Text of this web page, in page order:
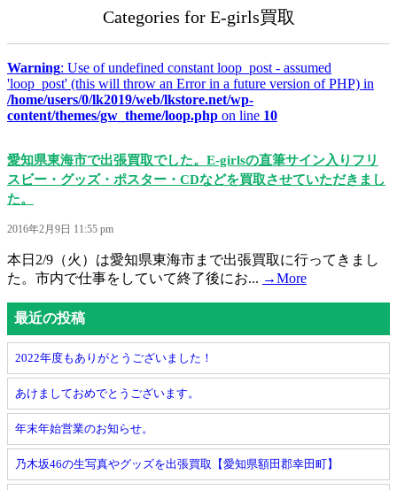
Categories for E-girls買取
Warning: Use of undefined constant loop_post - assumed
'loop_post' (this will throw an Error in a future version of PHP) in
/home/users/0/lk2019/web/lkstore.net/wp-
content/themes/gw_theme/loop.php on line 10
愛知県東海市で出張買取でした。E-girlsの直筆サイン入りフリ
スビー・グッズ・ポスター・CDなどを買取させていただきまし
た。
2016年2月9日 11:55 pm
本日2/9（火）は愛知県東海市まで出張買取に行ってきまし
た。市内で仕事をしていて終了後にお... →More
最近の投稿
2022年度もありがとうございました！
あけましておめでとうございます。
年末年始営業のお知らせ。
乃木坂46の生写真やグッズを出張買取【愛知県額田郡幸田町】